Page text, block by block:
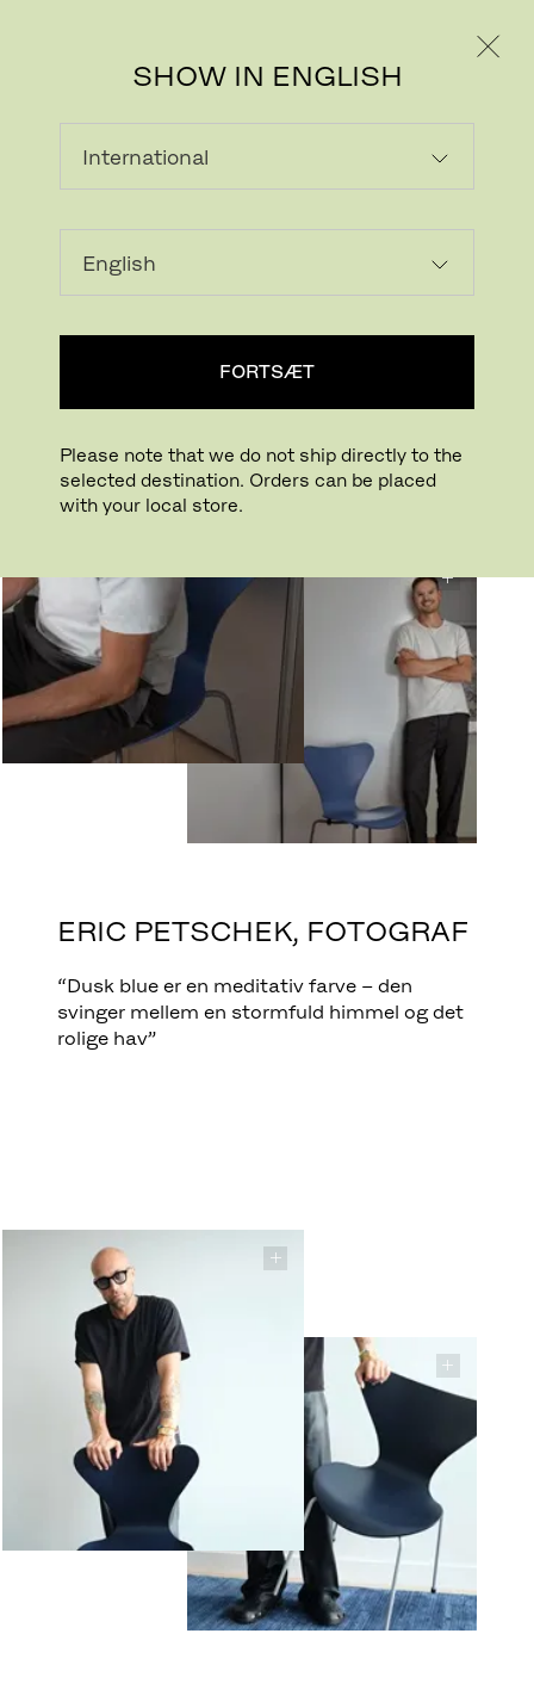
SHOW IN ENGLISH
FORTSÆT
Please note that we do not ship directly to the
selected destination. Orders can be placed
with your local store.
MY SENSE OF COLOUR
sig til den ikoniske Serie 7™ opdaterede
farveskala, specialdesignet og kurateret af
ERIC PETSCHEK, FOTOGRAF
“Dusk blue er en meditativ farve – den
svinger mellem en stormfuld himmel og det
rolige hav”